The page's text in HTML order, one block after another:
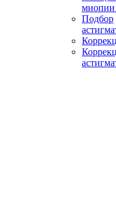
миопии
Подбор